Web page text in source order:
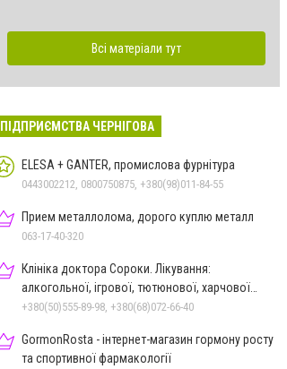
Всі матеріали тут
ПІДПРИЄМСТВА ЧЕРНІГОВА
ELESA + GANTER, промислова фурнітура
0443002212, 0800750875, +380(98)011-84-55
Прием металлолома, дорого куплю металл
063-17-40-320
Клініка доктора Сороки. Лікування:
алкогольної, ігрової, тютюнової, харчової
залежностей, неврозів т
+380(50)555-89-98, +380(68)072-66-40
GormonRosta - інтернет-магазин гормону росту
та спортивної фармакології